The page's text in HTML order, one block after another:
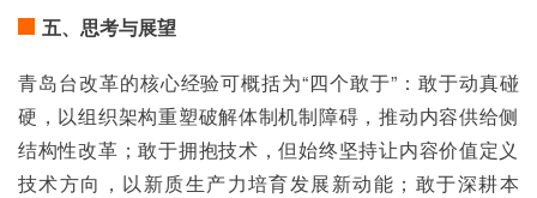
五、思考与展望
青岛台改革的核心经验可概括为“四个敢于”：敢于动真碰
硬，以组织架构重塑破解体制机制障碍，推动内容供给侧
结构性改革；敢于拥抱技术，但始终坚持让内容价值定义
技术方向，以新质生产力培育发展新动能；敢于深耕本